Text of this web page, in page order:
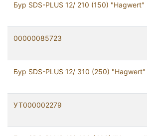
Бур SDS-PLUS 12/ 210 (150) "Hagwert"
00000085723
Бур SDS-PLUS 12/ 310 (250) "Hagwert"
УТ000002279